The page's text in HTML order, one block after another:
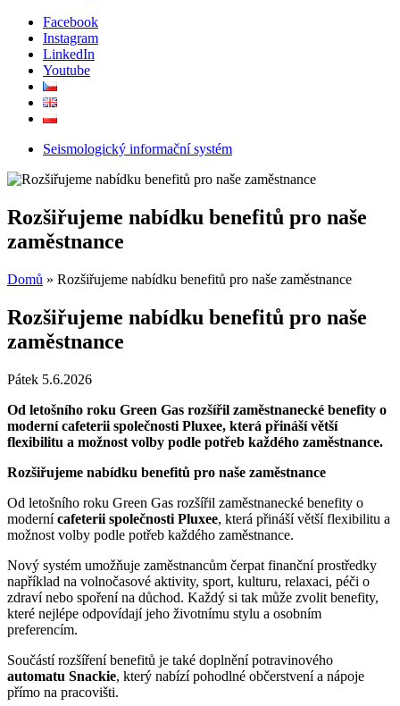
Facebook
Instagram
LinkedIn
Youtube
Seismologický informační systém
Rozšiřujeme nabídku benefitů pro naše
zaměstnance
Domů » Rozšiřujeme nabídku benefitů pro naše zaměstnance
Rozšiřujeme nabídku benefitů pro naše
zaměstnance
Pátek 5.6.2026
Od letošního roku Green Gas rozšířil zaměstnanecké benefity o
moderní cafeterii společnosti Pluxee, která přináší větší
flexibilitu a možnost volby podle potřeb každého zaměstnance.
Rozšiřujeme nabídku benefitů pro naše zaměstnance
Od letošního roku Green Gas rozšířil zaměstnanecké benefity o
modernícafeterii společnosti Pluxee, která přináší větší flexibilitu a
možnost volby podle potřeb každého zaměstnance.
Nový systém umožňuje zaměstnancům čerpat finanční prostředky
například na volnočasové aktivity, sport, kulturu, relaxaci, péči o
zdraví nebo spoření na důchod. Každý si tak může zvolit benefity,
které nejlépe odpovídají jeho životnímu stylu a osobním
preferencím.
Součástí rozšíření benefitů je také doplnění potravinového
automatu Snackie, který nabízí pohodlné občerstvení a nápoje
přímo na pracovišti.